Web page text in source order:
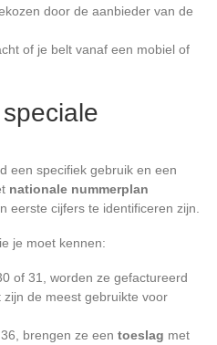
door de aanbieder van de
of je belt vanaf een mobiel of
een specifiek gebruik en een
nationale nummerplan
eerste cijfers te identificeren zijn.
je moet kennen:
of 31, worden ze gefactureerd
de meest gebruikte voor
brengen ze een toeslag met